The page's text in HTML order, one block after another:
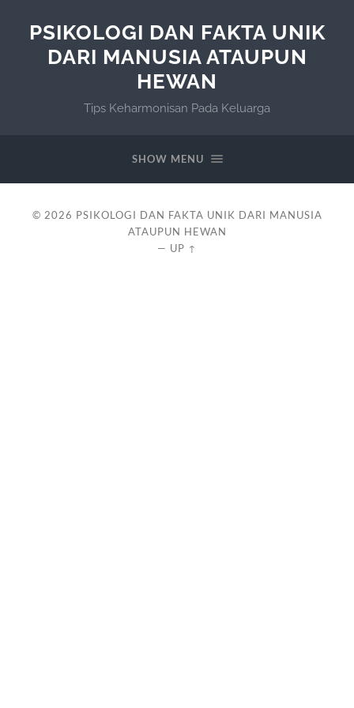
PSIKOLOGI DAN FAKTA UNIK
DARI MANUSIA ATAUPUN
HEWAN
Tips Keharmonisan Pada Keluarga
SHOW MENU
© 2026 PSIKOLOGI DAN FAKTA UNIK DARI MANUSIA
ATAUPUN HEWAN
— UP ↑